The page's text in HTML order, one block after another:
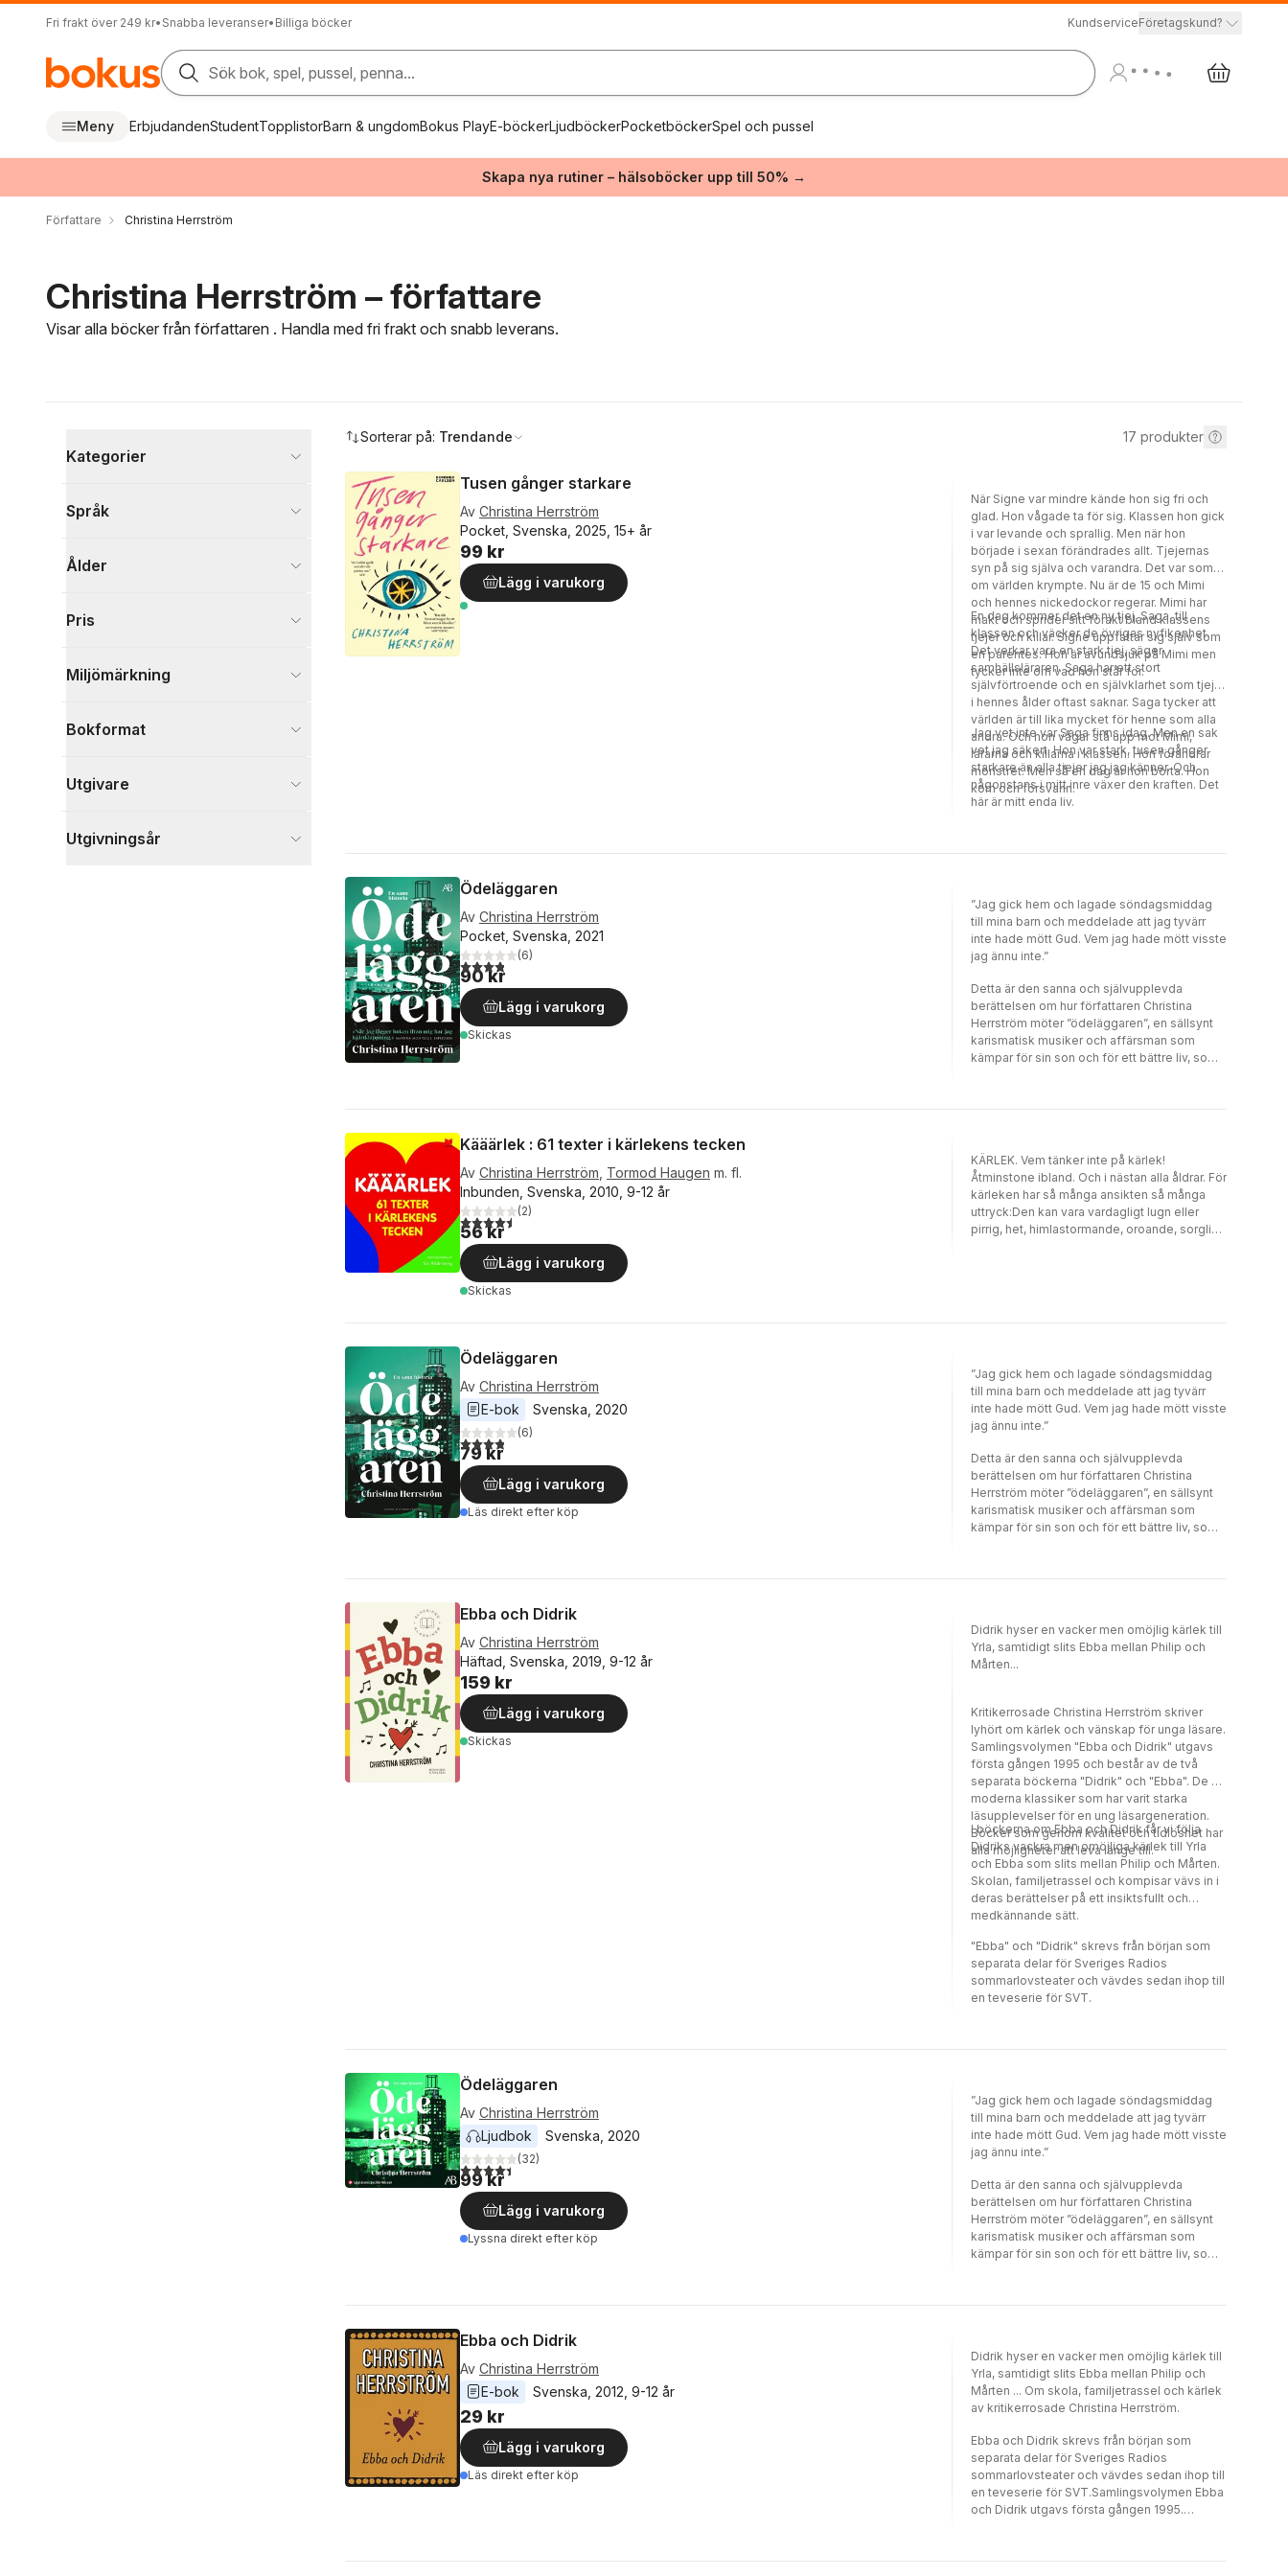
Fri frakt över 249 kr• Snabba leveranser• Billiga böcker KundserviceFöretagskund?
Sök bok, spel, pussel, penna...
Meny ErbjudandenStudentTopplistorBarn & ungdomBokus PlayE-böckerLjudböckerPocketböckerSpel och pussel
Skapa nya rutiner – hälsoböcker upp till 50% →
Författare Christina Herrström
Christina Herrström – författare
Visar alla böcker från författaren . Handla med fri frakt och snabb leverans.
Kategorier
Skönlitteratur
4
Språk
Ålder
Pris
Miljömärkning
Bokformat
Utgivare
Utgivningsår
Sorterar på: Trendande 17 produkter
Tusen gånger starkare
Av Christina Herrström
Pocket, Svenska, 2025, 15+ år
99 kr
Lägg i varukorg
När Signe var mindre kände hon sig fri och
glad. Hon vågade ta för sig. Klassen hon gick
i var levande och sprallig. Men när hon
började i sexan förändrades allt. Tjejernas
syn på sig själva och varandra. Det var som
om världen krympte. Nu är de 15 och Mimi
och hennes nickedockor regerar. Mimi har
makt och sprider sitt förakt bland klassens
tjejer och killar. Signe uppfattar sig själv som
en parentes. Hon är avundsjuk på Mimi men
tycker inte om vad hon står för.
En dag kommer det en ny tjej, Saga, till
klassen och väcker de övrigas nyfikenhet.
Det verkar vara en stark tjej, säger
samhällsläraren. Saga har ett stort
självförtroende och en självklarhet som tjejer
i hennes ålder oftast saknar. Saga tycker att
världen är till lika mycket för henne som alla
andra. Och hon vågar stå upp mot Mimi,
lärarna och killarna i klassen. Hon förändrar
mönstret. Men så en dag är hon borta. Hon
kom och försvann.
Jag vet inte var Saga finns idag. Men en sak
vet jag säkert. Hon var stark, tusen gånger
starkare än alla tjejer jag jag känner. Och
någonstans i mitt inre växer den kraften. Det
här är mitt enda liv.
Ödeläggaren
Av Christina Herrström
Pocket, Svenska, 2021
3,8utav 5 stjärnor. Totalt antal röster:
(6)
90 kr
Lägg i varukorg
Skickas
”Jag gick hem och lagade söndagsmiddag
till mina barn och meddelade att jag tyvärr
inte hade mött Gud. Vem jag hade mött visste
jag ännu inte.”
Detta är den sanna och självupplevda
berättelsen om hur författaren Christina
Herrström möter ”ödeläggaren”, en sällsynt
karismatisk musiker och affärsman som
kämpar för sin son och för ett bättre liv, som
Beslutet att hjälpa en medmänniska och att
börjar långsamt och metodiskt slås sönder till
dess bara spillror återstår.
Kääärlek : 61 texter i kärlekens tecken
Av Christina Herrström Tormod Haugen m. fl.
Inbunden, Svenska, 2010, 9-12 år
4,5utav 5 stjärnor. Totalt antal röster:
(2)
56 kr
Lägg i varukorg
Skickas
KÄRLEK. Vem tänker inte på kärlek!
Åtminstone ibland. Och i nästan alla åldrar. För
kärleken har så många ansikten så många
uttryck:Den kan vara vardagligt lugn eller
pirrig, het, himlastormande, oroande, sorglig
Det är det som är meningen.
Ödeläggaren
Av Christina Herrström
E-bok
Svenska 2020
3,8utav 5 stjärnor. Totalt antal röster:
(6)
79 kr
Lägg i varukorg
Läs direkt efter köp
”Jag gick hem och lagade söndagsmiddag
till mina barn och meddelade att jag tyvärr
inte hade mött Gud. Vem jag hade mött visste
jag ännu inte.”
Detta är den sanna och självupplevda
berättelsen om hur författaren Christina
Herrström möter ”ödeläggaren”, en sällsynt
karismatisk musiker och affärsman som
kämpar för sin son och för ett bättre liv, som
Beslutet att hjälpa en medmänniska och att
börjar långsamt och metodiskt slås sönder till
dess bara spillror återstår.
Ebba och Didrik
Av Christina Herrström
Häftad, Svenska, 2019, 9-12 år
159 kr
Lägg i varukorg
Skickas
Didrik hyser en vacker men omöjlig kärlek till
Yrla, samtidigt slits Ebba mellan Philip och
Mårten...
Kritikerrosade Christina Herrström skriver
lyhört om kärlek och vänskap för unga läsare.
Samlingsvolymen "Ebba och Didrik" utgavs
första gången 1995 och består av de två
separata böckerna "Didrik" och "Ebba". De är
moderna klassiker som har varit starka
läsupplevelser för en ung läsargeneration.
Böcker som genom kvalitet och tidlöshet har
alla möjligheter att leva länge till.
I böckerna om Ebba och Didrik får vi följa
Didriks vackra men omöjliga kärlek till Yrla
och Ebba som slits mellan Philip och Mårten.
Skolan, familjetrassel och kompisar vävs in i
deras berättelser på ett insiktsfullt och
medkännande sätt.
"Ebba" och "Didrik" skrevs från början som
separata delar för Sveriges Radios
sommarlovsteater och vävdes sedan ihop till
en teveserie för SVT.
Ödeläggaren
Av Christina Herrström
Ljudbok
Svenska 2020
4,4utav 5 stjärnor. Totalt antal röster:
(32)
99 kr
Lägg i varukorg
Lyssna direkt efter köp
”Jag gick hem och lagade söndagsmiddag
till mina barn och meddelade att jag tyvärr
inte hade mött Gud. Vem jag hade mött visste
jag ännu inte.”
Detta är den sanna och självupplevda
berättelsen om hur författaren Christina
Herrström möter ”ödeläggaren”, en sällsynt
karismatisk musiker och affärsman som
kämpar för sin son och för ett bättre liv, som
Beslutet att hjälpa en medmänniska och att
börjar långsamt och metodiskt slås sönder till
dess bara spillror återstår.
Ebba och Didrik
Av Christina Herrström
E-bok
Svenska 2012 9-12 år
29 kr
Lägg i varukorg
Läs direkt efter köp
Didrik hyser en vacker men omöjlig kärlek till
Yrla, samtidigt slits Ebba mellan Philip och
Mårten ... Om skola, familjetrassel och kärlek
av kritikerrosade Christina Herrström.
Ebba och Didrik skrevs från början som
separata delar för Sveriges Radios
sommarlovsteater och vävdes sedan ihop till
en teveserie för SVT.Samlingsvolymen Ebba
och Didrik utgavs första gången 1995.
vackra men omöjliga kärlek till Yrla och Ebba